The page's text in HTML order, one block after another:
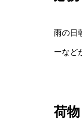
雨の日
ーなど
荷